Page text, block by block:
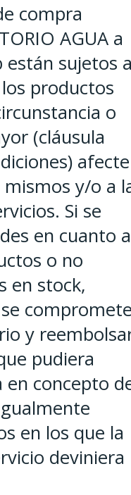
compra
AGUA a
están sujetos
productos
o
(cláusula
afecte
y/o a
Si se
en cuanto
o no
en stock,
se
y
pudiera
en concepto
en los que la
deviniera